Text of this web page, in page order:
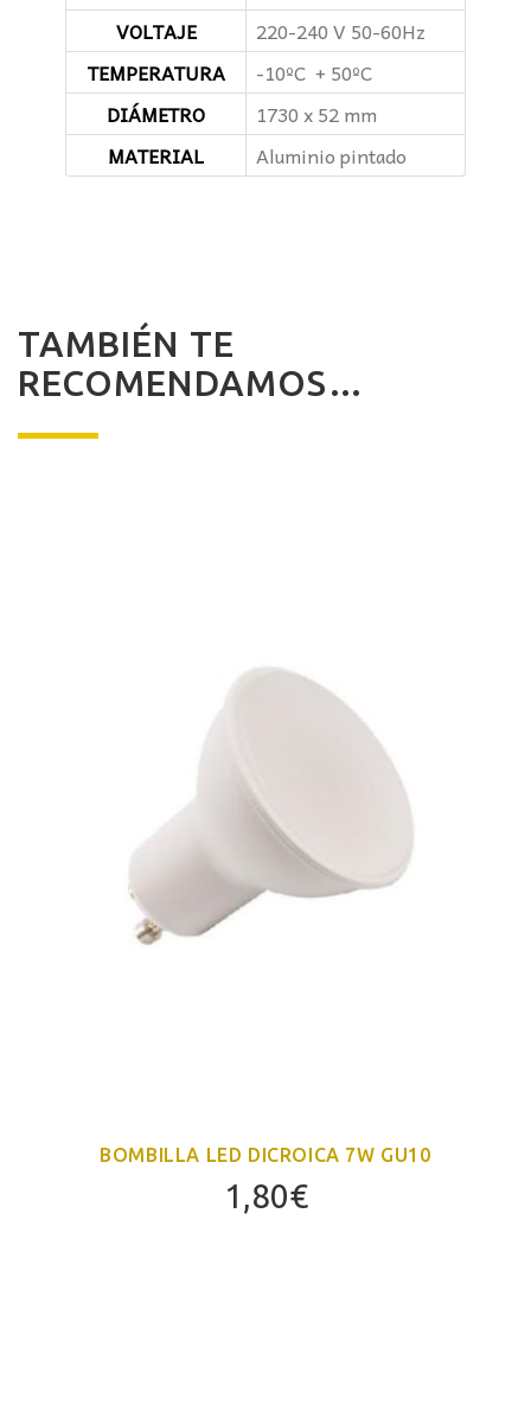
VOLTAJE
220-240 V 50-60Hz
TEMPERATURA
-10ºC + 50ºC
DIÁMETRO
1730 x 52 mm
MATERIAL
Aluminio pintado
TAMBIÉN TE
RECOMENDAMOS…
BOMBILLA LED DICROICA 7W GU10
1,80€